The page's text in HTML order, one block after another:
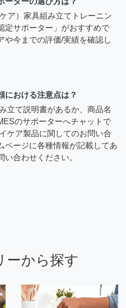
ア）家具組み立てトレーニン
定サポーター」がおすすめで
や今までの評価/実績を確認し
における注意点は？
立て説明書があるか、商品名
のサポーターへチャットで
ケア製品に関してのお問い合
ページに各種情報が記載してあ
い合わせください。
ーから探す